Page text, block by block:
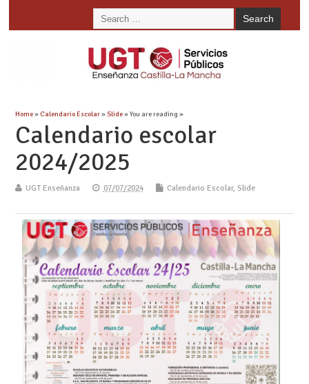
Home» Calendario Escolar»Slide» You are reading »
Calendario escolar
2024/2025
UGT Enseñanza 07/07/2024 Calendario Escolar, Slide